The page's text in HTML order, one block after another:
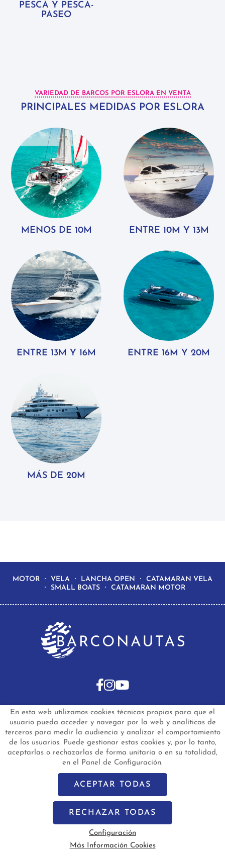
PESCA Y PESCA-
PASEO
VARIEDAD DE BARCOS POR ESLORA EN VENTA
PRINCIPALES MEDIDAS POR ESLORA
MENOS DE 10M ENTRE 10M Y 13M
ENTRE 13M Y 16M ENTRE 16M Y 20M
MÁS DE 20M
En esta web utilizamos cookies técnicas propias para que el
usuario pueda acceder y navegar por la web y analíticas de
terceros para medir la audiencia y analizar el comportamiento
de los usuarios. Puede gestionar estas cookies y, por lo tanto,
aceptarlas o rechazarlas de forma unitaria o en su totalidad,
en el Panel de Configuración.
ACEPTAR TODAS
RECHAZAR TODAS
Configuración
Más Información Cookies
MOTOR VELA LANCHA OPEN
CATAMARAN VELA
SMALL BOATS
CATAMARAN MOTOR
INICIO
BARCOS DE SEGUNDA MANO
BARCOS NUEVOS EN STOCK
NOTICIAS
PREGUNTAS FRECUENTES
CONTACTO
Política de Privacidad de Datos
Política de Cookies
Configuración de Cookies
© 2024 - Diseño y programación por